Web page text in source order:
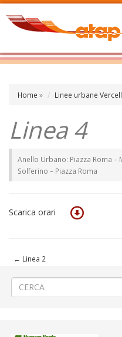
Home » Linee urbane
Linea 4
Anello Urbano: Piazza Roma –
Solferino – Piazza Roma
Scarica orari
← Linea 2